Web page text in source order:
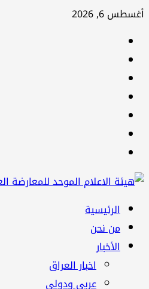
تخطي
أغسطس 6, 2026
القائمة
الرئيسية
الرئيسية
من نحن
الأخبار
اخبار العراق
عربي ودولي